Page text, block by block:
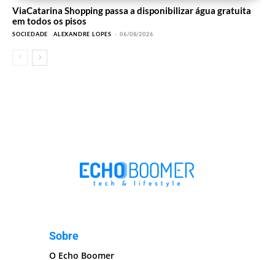
ViaCatarina Shopping passa a disponibilizar água gratuita
em todos os pisos
SOCIEDADE ALEXANDRE LOPES - 06/08/2026
Sobre
O Echo Boomer